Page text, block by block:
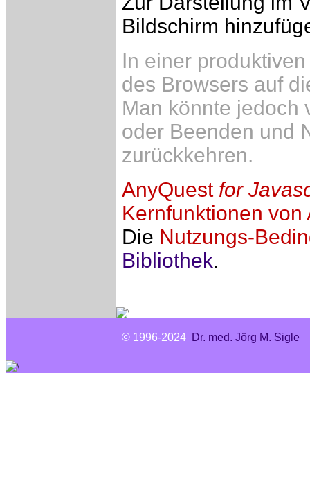
Bildschirm
In einer
des Browsers auf
Man könnte jedoch
oder Beenden und
zurückkehren.
AnyQuest for
Kernfunktionen
Die Nutzungs-
Bibliothek.
© 1996-2024 Dr. med. Jörg M. Sigle